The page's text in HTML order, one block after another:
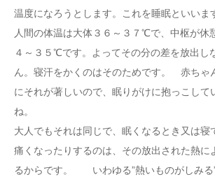
温度になろうとします。これを睡眠といいま
人間の体温は大体３６～３７℃で、中枢が休
４～３５℃です。よってその分の差を放出し
ん。寝汗をかくのはそのためです。 赤ちゃ
にそれが著しいので、眠りがけに抱っこして
ね。
大人でもそれは同じで、眠くなるとき又は寝
痛くなったりするのは、その放出された熱に
るからです。 いわゆる”熱いものがしみる